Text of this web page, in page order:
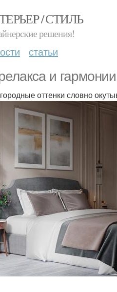
/ СТИЛЬ
решения!
статьи
и
оттенки словно